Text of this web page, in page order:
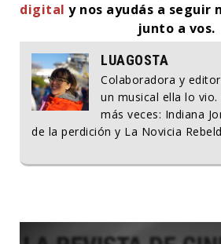
digital y nos ayudás a seguir
junto a vos.
LUAGOSTA
Colaboradora y
un musical ella lo
más veces: Indiana
de la perdición y La Novicia